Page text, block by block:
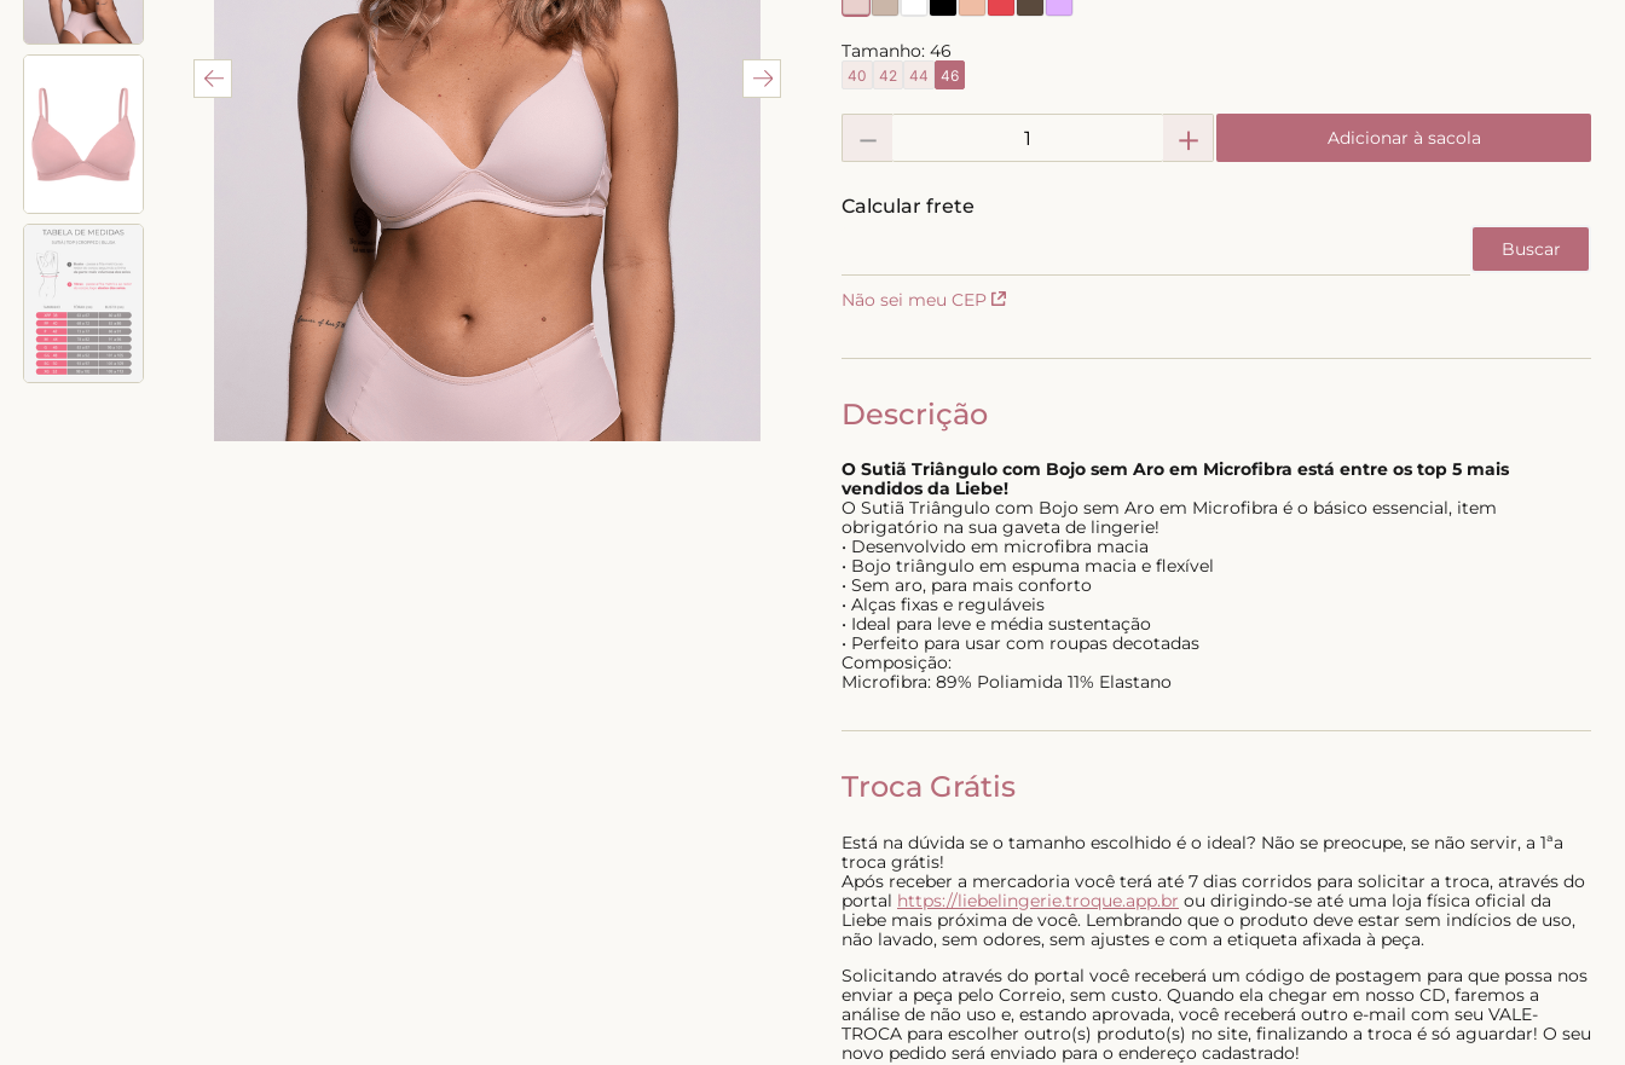
Tamanho: 46
40 42 44 46
＋
－ Adicionar à sacola
Não sei meu CEP
Descrição
O Sutiã Triângulo com Bojo sem Aro em Microfibra está entre os top 5 mais
vendidos da Liebe!
O Sutiã Triângulo com Bojo sem Aro em Microfibra é o básico essencial, item
obrigatório na sua gaveta de lingerie!
• Desenvolvido em microfibra macia
• Bojo triângulo em espuma macia e flexível
• Sem aro, para mais conforto
• Alças fixas e reguláveis
• Ideal para leve e média sustentação
• Perfeito para usar com roupas decotadas
Composição:
Microfibra: 89% Poliamida 11% Elastano
Troca Grátis
Está na dúvida se o tamanho escolhido é o ideal? Não se preocupe, se não servir, a 1ªa
troca grátis!
Após receber a mercadoria você terá até 7 dias corridos para solicitar a troca, através do
portal https://liebelingerie.troque.app.br ou dirigindo-se até uma loja física oficial da
Liebe mais próxima de você. Lembrando que o produto deve estar sem indícios de uso,
não lavado, sem odores, sem ajustes e com a etiqueta afixada à peça.
Solicitando através do portal você receberá um código de postagem para que possa nos
enviar a peça pelo Correio, sem custo. Quando ela chegar em nosso CD, faremos a
análise de não uso e, estando aprovada, você receberá outro e-mail com seu VALE-
TROCA para escolher outro(s) produto(s) no site, finalizando a troca é só aguardar! O seu
novo pedido será enviado para o endereço cadastrado!
10
short doll